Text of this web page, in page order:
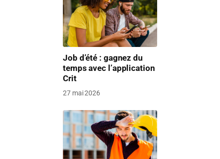
Job d’été : gagnez du
temps avec l’application
Crit
27 mai 2026